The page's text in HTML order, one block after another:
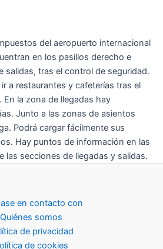
del aeropuerto internacional
en los pasillos derecho e
salidas, tras el control de seguridad.
a restaurantes y cafeterías tras el
la zona de llegadas hay
Junto a las zonas de asientos
Podrá cargar fácilmente sus
Hay puntos de información en las
las secciones de llegadas y salidas.
en contacto con
Quiénes somos
de privacidad
de cookies